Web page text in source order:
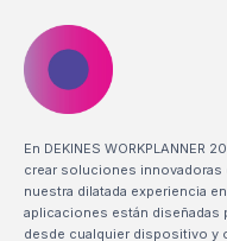
En DEKINES
crear soluciones
nuestra dilatada experiencia
aplicaciones están diseñadas
desde cualquier dispositivo y